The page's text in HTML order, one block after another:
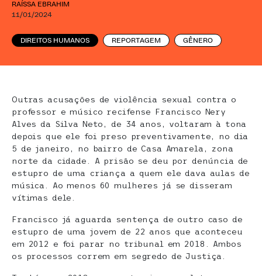
RAÍSSA EBRAHIM
11/01/2024
DIREITOS HUMANOS REPORTAGEM GÊNERO
Outras acusações de violência sexual contra o
professor e músico recifense Francisco Nery
Alves da Silva Neto, de 34 anos, voltaram à tona
depois que ele foi preso preventivamente, no dia
5 de janeiro, no bairro de Casa Amarela, zona
norte da cidade. A prisão se deu por denúncia de
estupro de uma criança a quem ele dava aulas de
música. Ao menos 60 mulheres já se disseram
vítimas dele.
Francisco já aguarda sentença de outro caso de
estupro de uma jovem de 22 anos que aconteceu
em 2012 e foi parar no tribunal em 2018. Ambos
os processos correm em segredo de Justiça.